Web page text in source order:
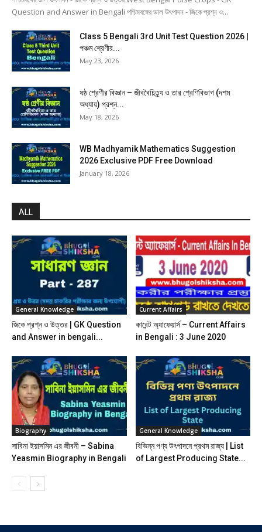
Question and Answer in Bengali পশ্চিমবঙ্গের ডাল উৎপাদন - জিকে প্রশ্ন ও...
Class 5 Bengali 3rd Unit Test Question 2026 |
পঞ্চম শ্রেণীর...
May 23, 2026
ষষ্ঠ শ্রেণীর বিজ্ঞান – জীববৈচিত্র্য ও তার শ্রেণিবিভাগ (দশম
অধ্যায়) প্রশ্ন...
May 18, 2026
WB Madhyamik Mathematics Suggestion
2026 Exclusive PDF Free Download
January 18, 2026
ALL
General Knowledge
জিকে প্রশ্ন ও উত্তর | GK Question
and Answer in bengali...
Current Affairs
কারেন্ট অ্যাফেয়ার্স – Current Affairs
in Bengali : 3 June 2020
Biography
সাবিনা ইয়াসমিন এর জীবনী – Sabina
Yeasmin Biography in Bengali
General Knowledge
বিভিন্ন পণ্য উৎপাদনে প্রথম রাজ্য | List
of Largest Producing State...